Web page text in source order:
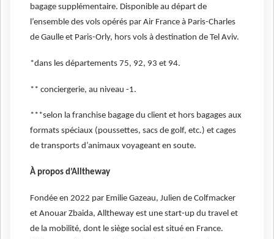
bagage supplémentaire. Disponible au départ de
l’ensemble des vols opérés par Air France à Paris-Charles
de Gaulle et Paris-Orly, hors vols à destination de Tel Aviv.
*dans les départements 75, 92, 93 et 94.
** conciergerie, au niveau -1.
***selon la franchise bagage du client et hors bagages aux
formats spéciaux (poussettes, sacs de golf, etc.) et cages
de transports d’animaux voyageant en soute.
À propos d’Alltheway
Fondée en 2022 par Emilie Gazeau, Julien de Colfmacker
et Anouar Zbaida, Alltheway est une start-up du travel et
de la mobilité, dont le siège social est situé en France.